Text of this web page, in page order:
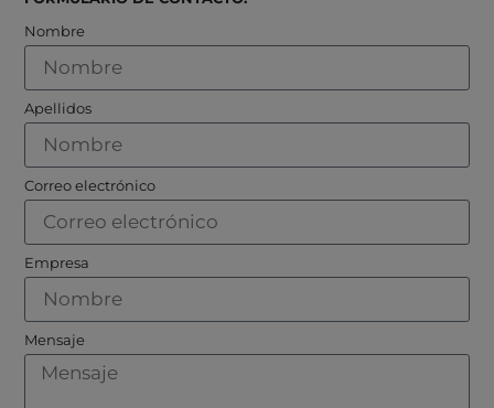
Nombre
Apellidos
Correo electrónico
Empresa
Mensaje